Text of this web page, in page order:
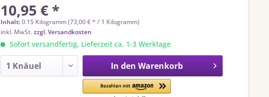
10,95 € *
Inhalt:0.15 Kilogramm (73,00 € * / 1 Kilogramm)
inkl. MwSt.zzgl. Versandkosten
Sofort versandfertig, Lieferzeit ca. 1-3 Werktage
In den Warenkorb